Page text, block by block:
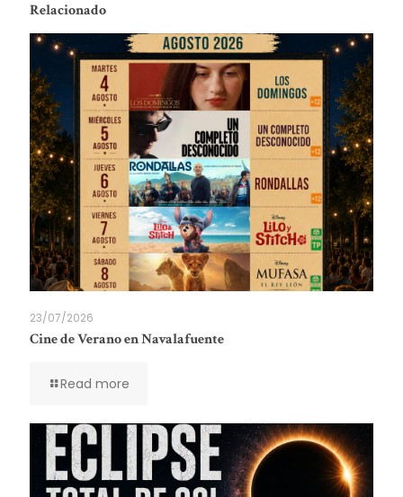
Relacionado
23/07/2026
Cine de Verano en Navalafuente
Read more